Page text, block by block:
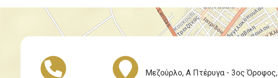
Μεζούρλο, Α Πτέρυγα - 3ος Όροφος,